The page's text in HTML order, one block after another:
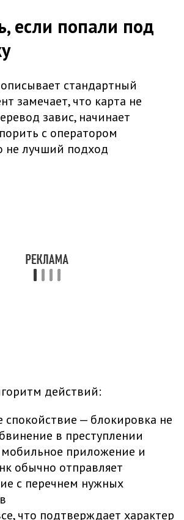
если попали под
стандартный
замечает, что карта не
завис, начинает
с оператором
не лучший подход
действий:
спокойствие — блокировка не
в преступлении
приложение и
обычно отправляет
с перечнем нужных
что подтверждает характер